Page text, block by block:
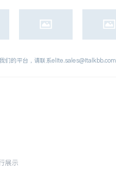
们的平台，请联系elite.sales@italkbb.com
展示